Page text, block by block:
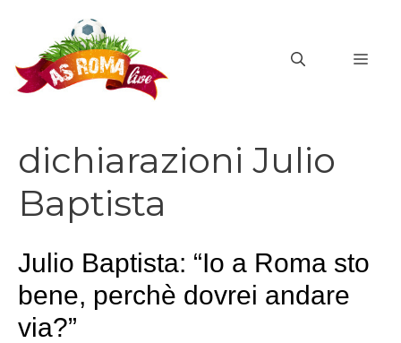
contenuto
dichiarazioni Julio
Baptista
Julio Baptista: “Io a Roma sto
bene, perchè dovrei andare
via?”